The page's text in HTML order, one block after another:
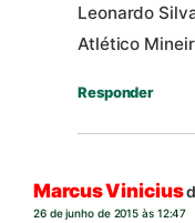
Leonardo
Atlético
Responder
Marcus Vinicius
26 de junho de 2015 às 12:47